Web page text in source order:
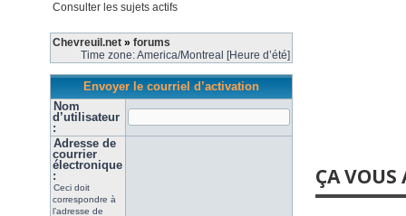
Consulter les sujets actifs
Chevreuil.net » forums
Time zone: America/Montreal [Heure d’été]
Envoyer le courriel d’activation
Nom
d’utilisateur
:
Adresse de
courrier
électronique
:
Ceci doit
correspondre à
l’adresse de
ÇA VOUS